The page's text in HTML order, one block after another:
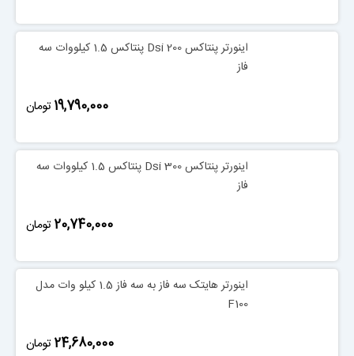
اینورتر پنتاکس Dsi 200 پنتاکس 1.5 کیلووات سه
فاز
‎19,790,000تومان
اینورتر پنتاکس Dsi 300 پنتاکس 1.5 کیلووات سه
فاز
‎20,740,000تومان
اینورتر هایتک سه فاز به سه فاز 1.5 کیلو وات مدل
F100
‎24,680,000تومان